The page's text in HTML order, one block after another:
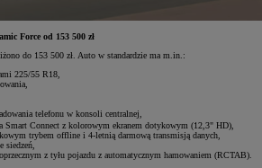
Force od 153 500 zł
do 153 500 zł. Auto w standardzie ma m.in.:
225/55 R18,
telefonu w konsoli centralnej,
Smart Connect z kolorowym ekranem dotykowym (12,3" HD),
trybem offline i 4-letnią darmową transmisją danych,
siedzeń,
z tyłu pojazdu z automatycznym hamowaniem (RCTAB).